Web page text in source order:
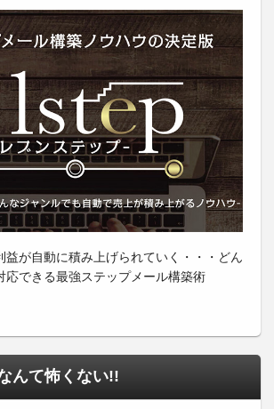
益が自動に積み上げられていく・・・どん
応できる最強ステップメール構築術
んて怖くない!!